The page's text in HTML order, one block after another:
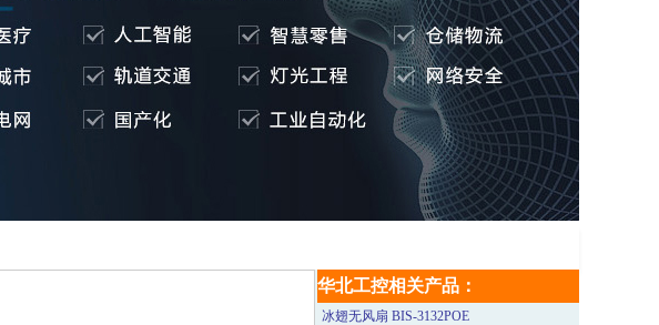
华北工控相关产品：
冰翅无风扇 BIS-3132POE